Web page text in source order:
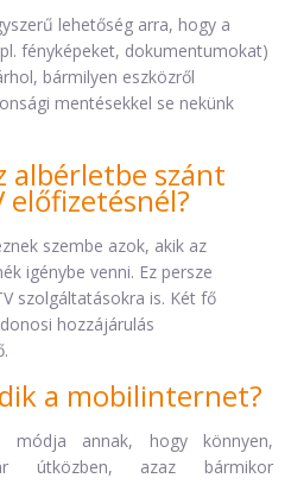
lehetőség arra, hogy a
fényképeket, dokumentumokat)
bármilyen eszközről
mentésekkel se nekünk
albérletbe szánt
szembe azok, akik az
igénybe venni. Ez persze
szolgáltatásokra is. Két fő
hozzájárulás
a mobilinternet?
módja annak, hogy könnyen,
útközben, azaz bármikor